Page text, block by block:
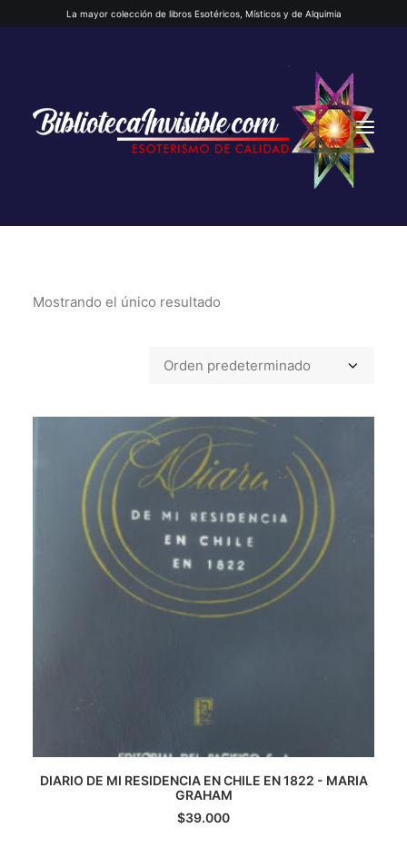
La mayor colección de libros Esotéricos, Místicos y de Alquimia
INICIO
CATEGORÍAS
AUTORES DESTACADOS
GLOSARIO
Mostrando el único resultado
AGREGAR AL CARRITO
DIARIO DE MI RESIDENCIA EN CHILE EN 1822 - MARIA
GRAHAM
$39.000